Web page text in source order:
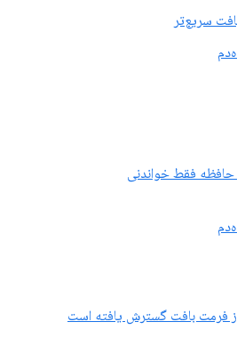
سریع‌تر
حافظه فقط خواندنی
فرمت بافت گسترش یافته است